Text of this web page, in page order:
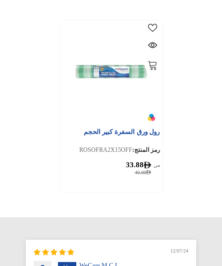
رول ورق السفرة كبير الحجم
رمز المنتج:ROSOFRA2X15OFF
40.00
من 33.88
12/07/24